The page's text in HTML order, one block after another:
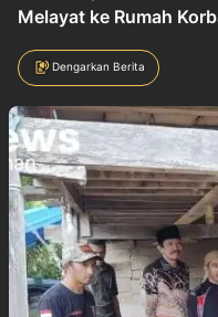
Melayat ke Rumah
Dengarkan Berita